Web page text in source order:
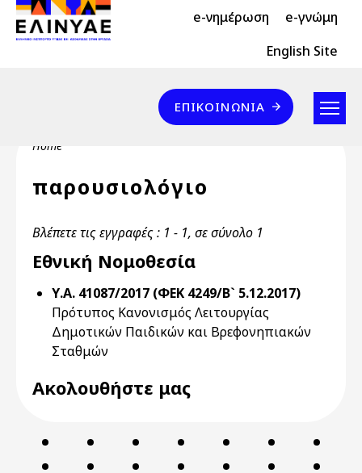
Skip to main content
Header Top 2 e-νημέρωση e-γνώμη
Header Top English Site
Επικοινωνία
ΕΠΙΚΟΙΝΩΝΊΑ
Breadcrumb
Home
παρουσιολόγιο
Βλέπετε τις εγγραφές : 1 - 1, σε σύνολο 1
Εθνική Νομοθεσία
Υ.Α. 41087/2017 (ΦΕΚ 4249/Β` 5.12.2017)
Πρότυπος Κανονισμός Λειτουργίας
Δημοτικών Παιδικών και Βρεφονηπιακών
Σταθμών
Ακολουθήστε μας